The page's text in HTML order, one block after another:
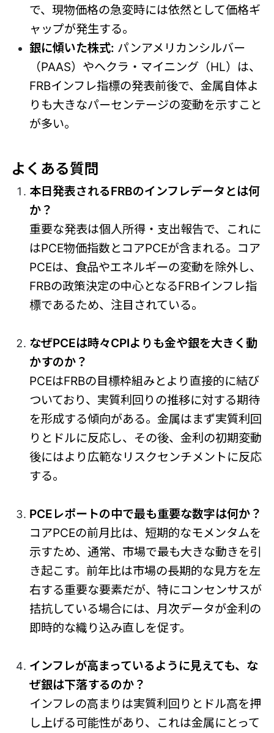
で、現物価格の急変時には依然として価格ギ
ャップが発生する。
銀に傾いた株式: パンアメリカンシルバー
（PAAS）やヘクラ・マイニング（HL）は、
FRBインフレ指標の発表前後で、金属自体よ
りも大きなパーセンテージの変動を示すこと
が多い。
よくある質問
本日発表されるFRBのインフレデータとは何
か？
重要な発表は個人所得・支出報告で、これに
はPCE物価指数とコアPCEが含まれる。コア
PCEは、食品やエネルギーの変動を除外し、
FRBの政策決定の中心となるFRBインフレ指
標であるため、注目されている。
なぜPCEは時々CPIよりも金や銀を大きく動
かすのか？
PCEはFRBの目標枠組みとより直接的に結び
ついており、実質利回りの推移に対する期待
を形成する傾向がある。金属はまず実質利回
りとドルに反応し、その後、金利の初期変動
後にはより広範なリスクセンチメントに反応
する。
PCEレポートの中で最も重要な数字は何か？
コアPCEの前月比は、短期的なモメンタムを
示すため、通常、市場で最も大きな動きを引
き起こす。前年比は市場の長期的な見方を左
右する重要な要素だが、特にコンセンサスが
拮抗している場合には、月次データが金利の
即時的な織り込み直しを促す。
インフレが高まっているように見えても、な
ぜ銀は下落するのか？
インフレの高まりは実質利回りとドル高を押
し上げる可能性があり、これは金属にとって